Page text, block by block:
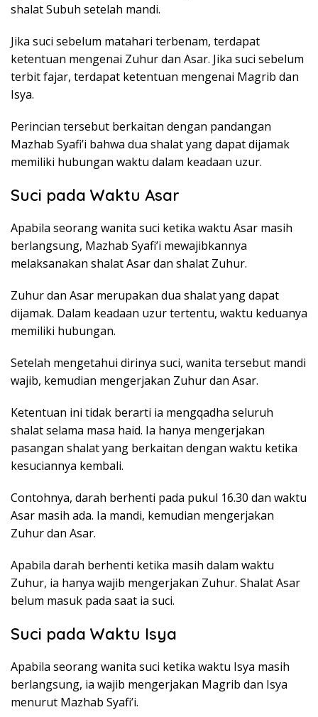
shalat Subuh setelah mandi.
Jika suci sebelum matahari terbenam, terdapat
ketentuan mengenai Zuhur dan Asar. Jika suci sebelum
terbit fajar, terdapat ketentuan mengenai Magrib dan
Isya.
Perincian tersebut berkaitan dengan pandangan
Mazhab Syafi’i bahwa dua shalat yang dapat dijamak
memiliki hubungan waktu dalam keadaan uzur.
Suci pada Waktu Asar
Apabila seorang wanita suci ketika waktu Asar masih
berlangsung, Mazhab Syafi’i mewajibkannya
melaksanakan shalat Asar dan shalat Zuhur.
Zuhur dan Asar merupakan dua shalat yang dapat
dijamak. Dalam keadaan uzur tertentu, waktu keduanya
memiliki hubungan.
Setelah mengetahui dirinya suci, wanita tersebut mandi
wajib, kemudian mengerjakan Zuhur dan Asar.
Ketentuan ini tidak berarti ia mengqadha seluruh
shalat selama masa haid. Ia hanya mengerjakan
pasangan shalat yang berkaitan dengan waktu ketika
kesuciannya kembali.
Contohnya, darah berhenti pada pukul 16.30 dan waktu
Asar masih ada. Ia mandi, kemudian mengerjakan
Zuhur dan Asar.
Apabila darah berhenti ketika masih dalam waktu
Zuhur, ia hanya wajib mengerjakan Zuhur. Shalat Asar
belum masuk pada saat ia suci.
Suci pada Waktu Isya
Apabila seorang wanita suci ketika waktu Isya masih
berlangsung, ia wajib mengerjakan Magrib dan Isya
menurut Mazhab Syafi’i.